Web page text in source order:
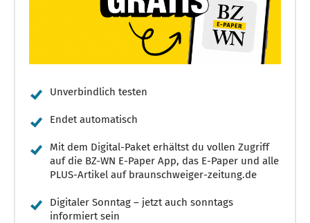
Unverbindlich testen
Endet automatisch
Mit dem Digital-Paket erhältst du vollen Zugriff
auf die BZ-WN E-Paper App, das E-Paper und alle
PLUS-Artikel auf braunschweiger-zeitung.de
Digitaler Sonntag – jetzt auch sonntags
informiert sein